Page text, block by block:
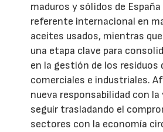
maduros y sólidos de
referente internacional en
aceites usados, mientras
una etapa clave para
en la gestión de los residuos
comerciales e industriales.
nueva responsabilidad con
seguir trasladando el
sectores con la economía